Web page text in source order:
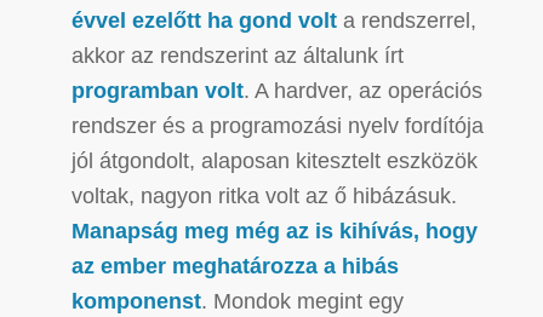
évvel ezelőtt ha gond volt a rendszerrel,
akkor az rendszerint az általunk írt
programban volt. A hardver, az operációs
rendszer és a programozási nyelv fordítója
jól átgondolt, alaposan kitesztelt eszközök
voltak, nagyon ritka volt az ő hibázásuk.
Manapság meg még az is kihívás, hogy
az ember meghatározza a hibás
komponenst. Mondok megint egy